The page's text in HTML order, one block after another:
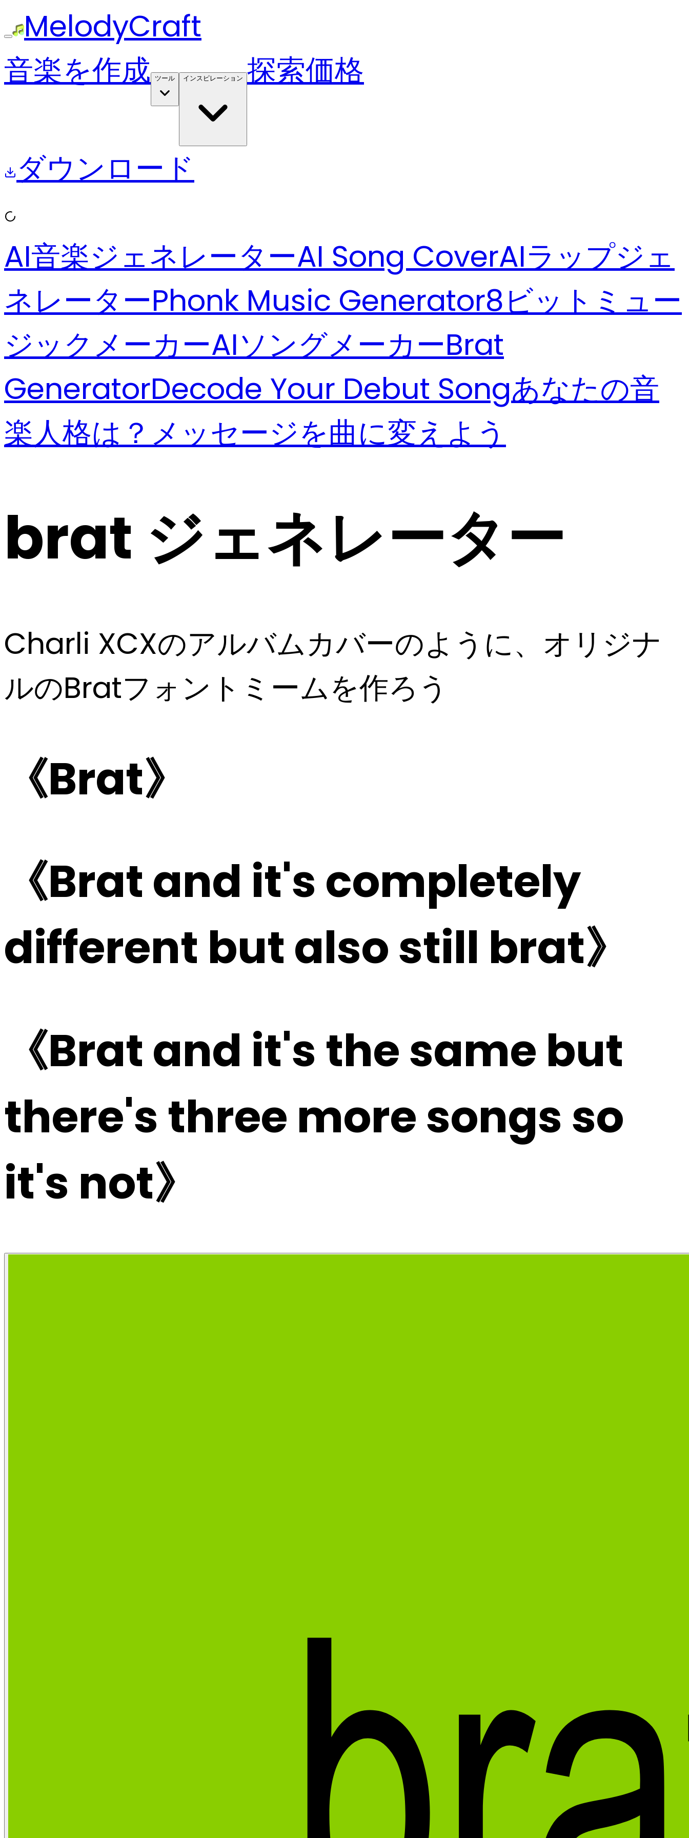
MelodyCraft
音楽を作成 ツール インスピレーション 探索価格
ダウンロード
AI音楽ジェネレーターAI Song CoverAIラップジェ
ネレーターPhonk Music Generator8ビットミュー
ジックメーカーAIソングメーカーBrat
GeneratorDecode Your Debut Songあなたの音
楽人格は？メッセージを曲に変えよう
brat ジェネレーター
Charli XCXのアルバムカバーのように、オリジナ
ルのBratフォントミームを作ろう
《Brat》
《Brat and it's completely
different but also still brat》
《Brat and it's the same but
there's three more songs so
it's not》